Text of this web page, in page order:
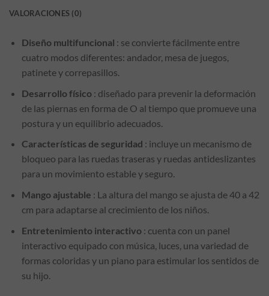
VALORACIONES (0)
Diseño multifuncional : se convierte fácilmente entre
cuatro modos diferentes: andador, mesa de juegos,
patinete y correpasillos.
Desarrollo físico: diseñado para prevenir la deformación
de las piernas en forma de O al tiempo que promueve una
postura y un equilibrio adecuados.
Características de seguridad : incluye un mecanismo de
bloqueo para las ruedas traseras y ruedas antideslizantes
para un movimiento estable y seguro.
Mango ajustable : La altura del mango se ajusta de 40 a 42
cm para adaptarse al crecimiento de los niños.
Entretenimiento interactivo: cuenta con un panel
interactivo equipado con música, luces, una variedad de
formas coloridas y un piano para estimular los sentidos de
su hijo.